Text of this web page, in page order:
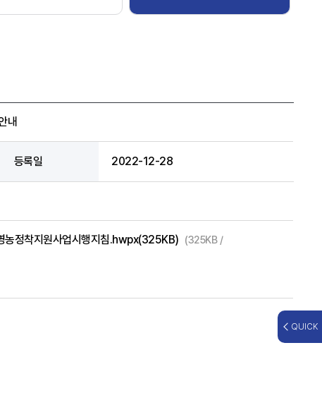
내
등록일 2022-12-28
정착지원사업시행지침.hwpx(325KB) (325KB /
QUICK